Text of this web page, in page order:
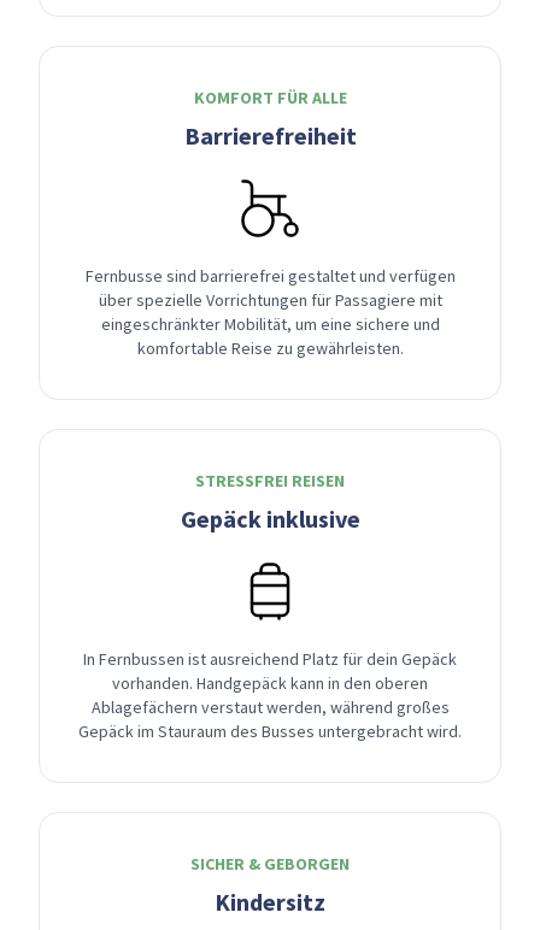
KOMFORT FÜR ALLE
Barrierefreiheit
Fernbusse sind barrierefrei gestaltet und verfügen
über spezielle Vorrichtungen für Passagiere mit
eingeschränkter Mobilität, um eine sichere und
komfortable Reise zu gewährleisten.
STRESSFREI REISEN
Gepäck inklusive
In Fernbussen ist ausreichend Platz für dein Gepäck
vorhanden. Handgepäck kann in den oberen
Ablagefächern verstaut werden, während großes
Gepäck im Stauraum des Busses untergebracht wird.
SICHER & GEBORGEN
Kindersitz